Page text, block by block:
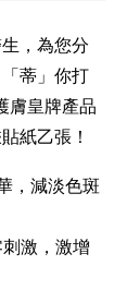
，為您分
蒂」你打
膚皇牌產品
紙乙張！
，減淡色斑
激，激增